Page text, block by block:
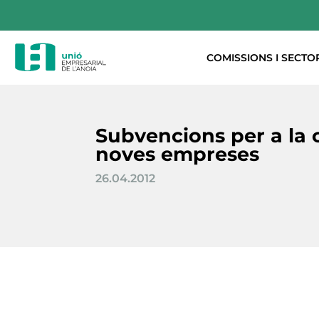
COMISSIONS I
Subvencions per a la
noves empreses
26.04.2012